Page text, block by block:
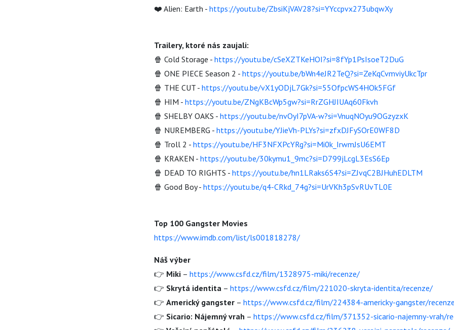
❤️ Alien: Earth - https://youtu.be/ZbsiKjVAV28?si=YYccpvx273ubqwXy
Trailery, ktoré nás zaujali:
🍿 Cold Storage - https://youtu.be/cSeXZTKeHOI?si=8fYp1PsIsoeT2DuG
🍿 ONE PIECE Season 2 - https://youtu.be/bWn4eJR2TeQ?si=ZeKqCvmviyUkcTpr
🍿 THE CUT - https://youtu.be/vX1yODjL7Gk?si=55OfpcWS4HOk5FGf
🍿 HIM - https://youtu.be/ZNgKBcWp5gw?si=RrZGHJIUAq60Fkvh
🍿 SHELBY OAKS - https://youtu.be/nvOyI7pVA-w?si=VnuqNOyu9OGzyzxK
🍿 NUREMBERG - https://youtu.be/YJieVh-PLYs?si=zfxDJFySOrE0WF8D
🍿 Troll 2 - https://youtu.be/HF3NFXPcYRg?si=Mi0k_IrwmJsU6EMT
🍿 KRAKEN - https://youtu.be/30kymu1_9mc?si=D799jLcgL3EsS6Ep
🍿 DEAD TO RIGHTS - https://youtu.be/hn1LRaks6S4?si=ZJvqC2BJHuhEDLTM
🍿 Good Boy - https://youtu.be/q4-CRkd_74g?si=UrVKh3pSvRUvTL0E
Top 100 Gangster Movies
https://www.imdb.com/list/ls001818278/
Náš výber
👉 Miki – https://www.csfd.cz/film/1328975-miki/recenze/
👉 Skrytá identita – https://www.csfd.cz/film/221020-skryta-identita/recenze/
👉 Americký gangster – https://www.csfd.cz/film/224384-americky-gangster/
👉 Sicario: Nájemný vrah – https://www.csfd.cz/film/371352-sicario-najemny-vrah/